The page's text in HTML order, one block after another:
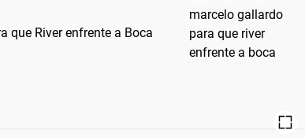
que River enfrente a Boca